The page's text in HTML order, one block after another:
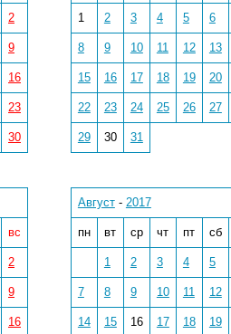
2
9
16
23
30
1 2 3 4 5 6
8 9 10 11 12 13
15 16 17 18 19 20
22 23 24 25 26 27
29 30 31
вс
2
9
16
Август- 2017
пн вт ср чт пт сб
1 2 3 4 5
7 8 9 10 11 12
14 15 16 17 18 19